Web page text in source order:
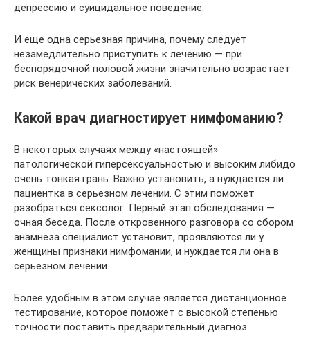
депрессию и суицидальное поведение.
И еще одна серьезная причина, почему следует
незамедлительно приступить к лечению — при
беспорядочной половой жизни значительно возрастает
риск венерических заболеваний.
Какой врач диагностирует нимфоманию?
В некоторых случаях между «настоящей»
патологической гиперсексуальностью и высоким либидо
очень тонкая грань. Важно установить, а нуждается ли
пациентка в серьезном лечении. С этим поможет
разобраться сексолог. Первый этап обследования —
очная беседа. После откровенного разговора со сбором
анамнеза специалист установит, проявляются ли у
женщины признаки нимфомании, и нуждается ли она в
серьезном лечении.
Более удобным в этом случае является дистанционное
тестирование, которое поможет с высокой степенью
точности поставить предварительный диагноз.